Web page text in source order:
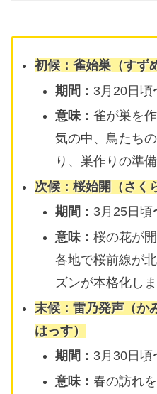
初候：雀始巣（すず
期間： 3月20日頃
意味：雀が巣を
気の中、鳥たち
り、巣作りの準
次候： 桜始開（さく
期間： 3月25日頃
意味：桜の花が
各地で桜前線が
ズンが本格化しま
末候： 雷乃発声（か
はっす）
期間： 3月30日頃
意味：春の訪れ